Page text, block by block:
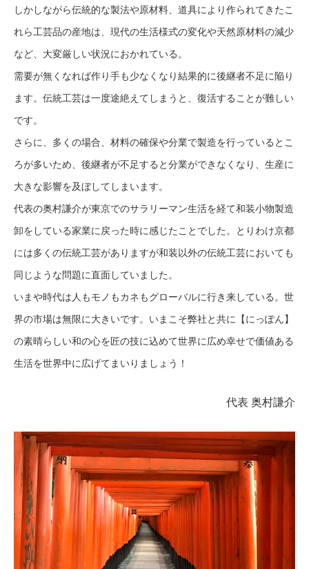
しかしながら伝統的な製法や原材料、道具により作られてきたこ
れら工芸品の産地は、現代の生活様式の変化や天然原材料の減少
など、大変厳しい状況におかれている。
需要が無くなれば作り手も少なくなり結果的に後継者不足に陥り
ます。伝統工芸は一度途絶えてしまうと、復活することが難しい
です。
さらに、多くの場合、材料の確保や分業で製造を行っているとこ
ろが多いため、後継者が不足すると分業ができなくなり、生産に
大きな影響を及ぼしてしまいます。
代表の奥村謙介が東京でのサラリーマン生活を経て和装小物製造
卸をしている家業に戻った時に感じたことでした。とりわけ京都
には多くの伝統工芸がありますが和装以外の伝統工芸においても
同じような問題に直面していました。
いまや時代は人もモノもカネもグローバルに行き来している。世
界の市場は無限に大きいです。いまこそ弊社と共に【にっぽん】
の素晴らしい和の心を匠の技に込めて世界に広め幸せで価値ある
生活を世界中に広げてまいりましょう！
代表 奥村謙介